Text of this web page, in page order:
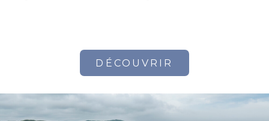
DÉCOUVRIR